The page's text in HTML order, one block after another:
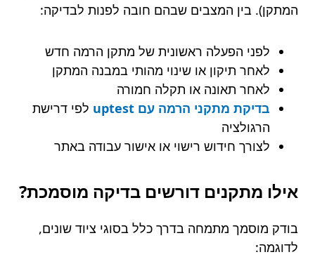
המתקן). בין המצבים שבהם חובה לפנות לבדיקה:
לפני הפעלה ראשונית של מתקן הרמה חדש
לאחר תיקון או שינוי מהותי במבנה המתקן
לאחר תאונה או תקלה חמורה
בדיקת מתקני הרמה עם uptest
לפי דרישת
הרגולציה
לצורך חידוש רישוי או אישור עבודה באתר
אילו מתקנים דורשים בדיקה מוסמכת?
בודק מוסמך מתמחה בדרך כלל בסוגי ציוד שונים,
לדוגמה: